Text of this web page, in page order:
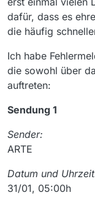
dafür, dass es
die häufig
Ich habe
die sowohl über
auftreten:
Sendung 1
Sender:
ARTE
Datum und
31/01, 05:00h